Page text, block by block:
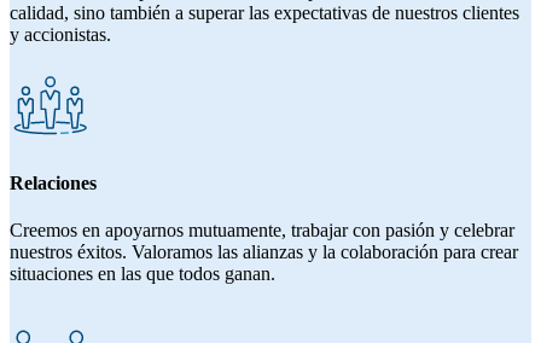
calidad, sino también a superar las expectativas de nuestros clientes
y accionistas.
Relaciones
Creemos en apoyarnos mutuamente, trabajar con pasión y celebrar
nuestros éxitos. Valoramos las alianzas y la colaboración para crear
situaciones en las que todos ganan.